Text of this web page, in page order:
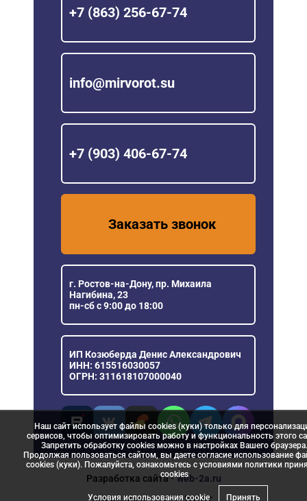
+7 (863) 256-67-74
info@mirvorot.su
+7 (903) 406-67-74
Заказать звонок
г. Ростов-на-Дону, пр. Михаила
Нагибина, 23
пн-сб с 9:00 до 18:00
ИП Козюберда Денис Александрович
ИНН: 615516030057
ОГРН: 311618107000040
Разработка сайта- web-2a.ru
Наш сайт использует файлы cookies (куки) только для
сервисов, чтобы оптимизировать работу и функциональность этого
Запретить обработку cookies можно в настройках Вашего браузера.
Продолжая пользоваться сайтом, вы даете согласие использование
cookies (куки). Пожалуйста, ознакомьтесь с условиями политики
сookies
Условия использования cookie Принять